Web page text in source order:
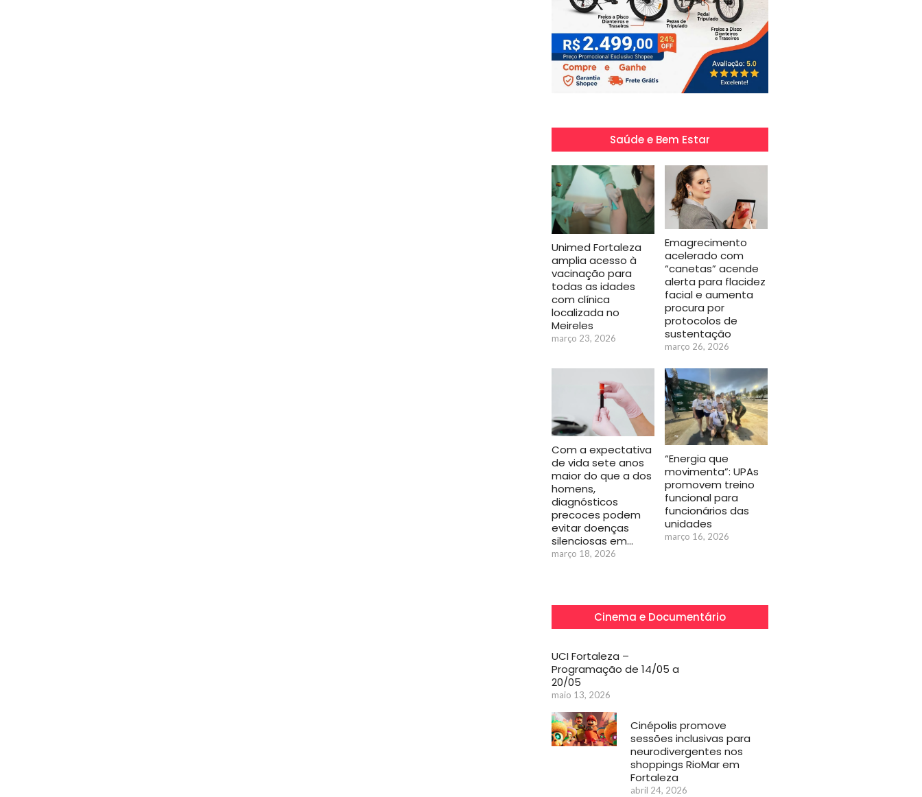
Saúde e Bem Estar
Unimed Fortaleza
amplia acesso à
vacinação para
todas as idades
com clínica
localizada no
Meireles
março 23, 2026
Emagrecimento
acelerado com
“canetas” acende
alerta para flacidez
facial e aumenta
procura por
protocolos de
sustentação
março 26, 2026
Com a expectativa
de vida sete anos
maior do que a dos
homens,
diagnósticos
precoces podem
evitar doenças
silenciosas em…
março 18, 2026
“Energia que
movimenta”: UPAs
promovem treino
funcional para
funcionários das
unidades
março 16, 2026
Cinema e Documentário
UCI Fortaleza –
Programação de 14/05 a
20/05
maio 13, 2026
Cinépolis promove
sessões inclusivas para
neurodivergentes nos
shoppings RioMar em
Fortaleza
abril 24, 2026